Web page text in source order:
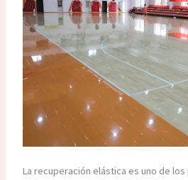
La recuperación elástica es uno de